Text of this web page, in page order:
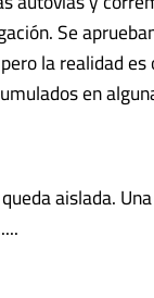
Se
la realidad
en
aislada.